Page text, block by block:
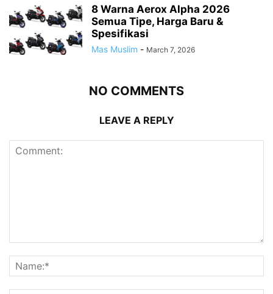
8 Warna Aerox Alpha 2026
Semua Tipe, Harga Baru &
Spesifikasi
Mas Muslim - March 7, 2026
NO COMMENTS
LEAVE A REPLY